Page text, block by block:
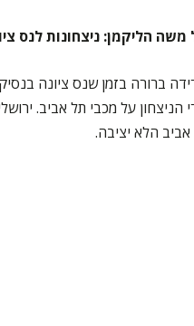
הליקמן: ניצחונות לנס
ברורה בזמן שנס ציונה
הניצחון על מכבי תל אביב.
הלא יציבה.